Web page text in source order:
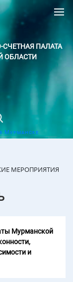
ПАЛАТА
ОБЛАСТИ
Мурманске
МЕРОПРИЯТИЯ
Мурманской
и